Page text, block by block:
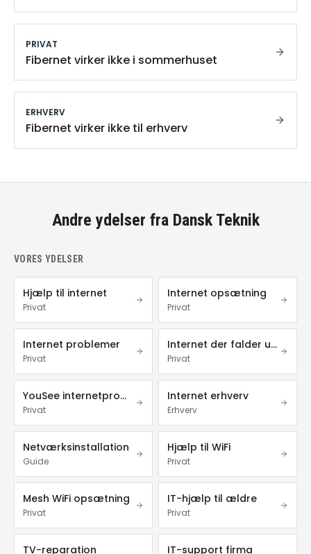
PRIVAT
Fibernet virker ikke i sommerhuset
ERHVERV
Fibernet virker ikke til erhverv
Andre ydelser fra Dansk Teknik
VORES YDELSER
Hjælp til internet
Privat
Internet opsætning
Privat
Internet problemer
Privat
Internet der falder ud
Privat
YouSee internetproblemer
Privat
Internet erhverv
Erhverv
Netværksinstallation
Guide
Hjælp til WiFi
Privat
Mesh WiFi opsætning
Privat
IT-hjælp til ældre
Privat
TV-reparation IT-support firma